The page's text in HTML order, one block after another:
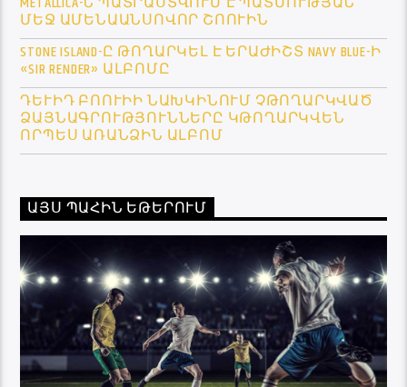
ՄԵՋ ԱՄԵՆԱԱՆՍՈՎՈՐ ՇՈՈՒԻՆ
STONE ISLAND-Ը ԹՈՂԱՐԿԵԼ Է ԵՐԱԺԻՇՏ NAVY BLUE-Ի
«SIR RENDER» ԱԼԲՈՄԸ
ԴԵՒԻԴ ԲՈՈՒԻԻ ՆԱԽԿԻՆՈՒՄ ՉԹՈՂԱՐԿՎԱԾ Ձ
ԱՅՆԱԳՐՈՒԹՅՈՒՆՆԵՐԸ ԿԹՈՂԱՐԿՎԵՆ Ո
ՐՊԵՍ ԱՌԱՆՁԻՆ ԱԼԲՈՄ
ԱՅՍ ՊԱՀԻՆ ԵԹԵՐՈՒՄ